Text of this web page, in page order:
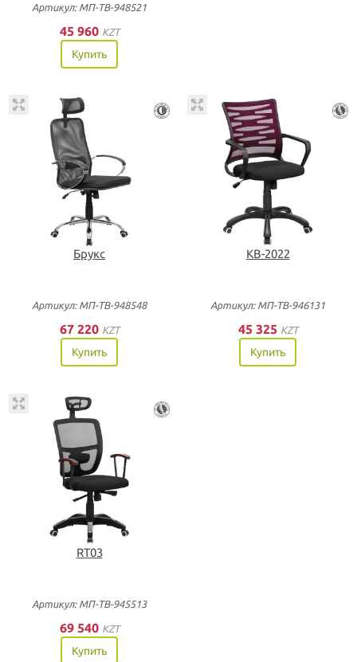
Артикул: МП-ТВ-948521
45 960 KZT
Купить
Брукс
Артикул: МП-ТВ-948548
67 220 KZT
Купить
KB-2022
Артикул: МП-ТВ-946131
45 325 KZT
Купить
RT03
Артикул: МП-ТВ-945513
69 540 KZT
Купить